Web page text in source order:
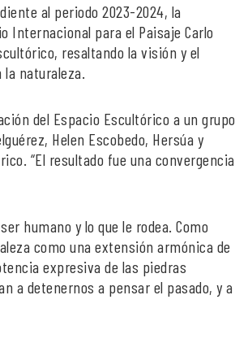
al periodo 2023-2024, la
Internacional para el Paisaje Carlo
resaltando la visión y el
naturaleza.
del Espacio Escultórico a un grupo
Helen Escobedo, Hersúa y
“El resultado fue una convergencia
humano y lo que le rodea. Como
como una extensión armónica de
expresiva de las piedras
a detenernos a pensar el pasado, y a